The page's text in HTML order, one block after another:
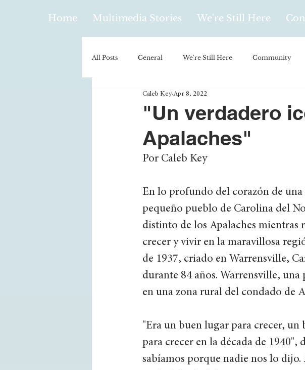
Home Multimedia Stories We're Still Here
All Posts General We're Still Here Community
Policy & Politics Music
Climatology/Geology Hobbies/Every Day Life
"Un verdadero
Apalaches"
Caleb Key Apr 8, 2022
Por Caleb Key
En lo profundo del corazón de
pequeño pueblo de Carolina del
distinto de los Apalaches mientras
crecer y vivir en la maravillosa
de 1937, criado en Warrensville,
durante 84 años. Warrensville,
en una zona rural del condado de
"Era un buen lugar para crecer,
para crecer en la década de
sabíamos porque nadie nos lo dijo.